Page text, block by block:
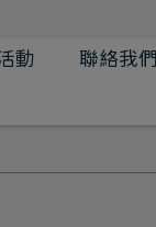
動
聯絡我們